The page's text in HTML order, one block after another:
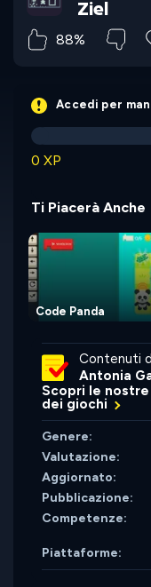
Ziel
88%
Accedi per
0 XP
Ti Piacerà Anche
Code Panda
Contenuti
Antonia
Scopri le
dei giochi
Genere:
Valutazione:
Aggiornato:
Pubblicazione:
Competenze:
Piattaforme: